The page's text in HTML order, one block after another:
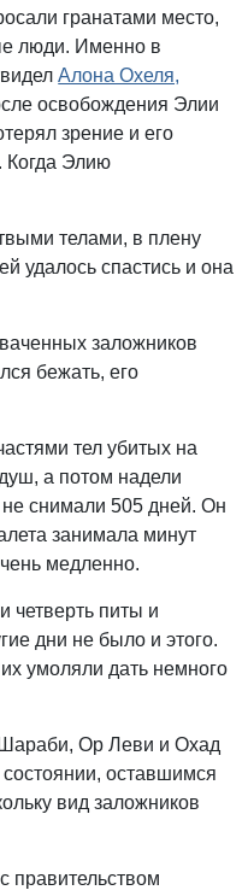
гранатами место,
люди. Именно в
Алона Охеля,
освобождения Элии
зрение и его
Когда Элию
телами, в плену
удалось спастись и она
заложников
бежать, его
тел убитых на
а потом надели
не снимали 505 дней. Он
занимала минут
медленно.
четверть питы и
дни не было и этого.
умоляли дать немного
Ор Леви и Охад
оставшимся
вид заложников
правительством